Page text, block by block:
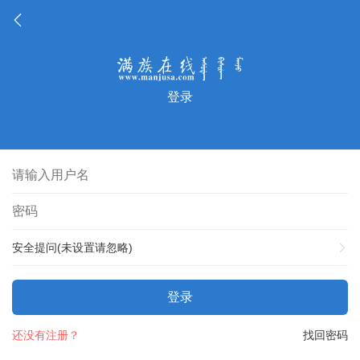
登录
安全提问(未设置请忽略)
登录
找回密码
还没有注册？